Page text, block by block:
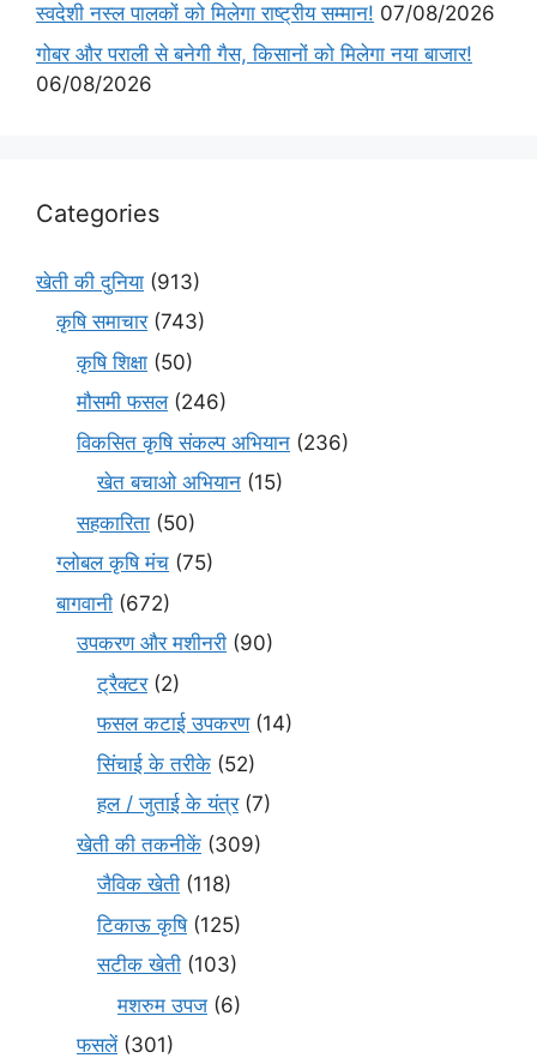
स्वदेशी नस्ल पालकों को मिलेगा राष्ट्रीय सम्मान! 07/08/2026
गोबर और पराली से बनेगी गैस, किसानों को मिलेगा नया बाजार!
06/08/2026
Categories
खेती की दुनिया (913)
कृषि समाचार(743)
कृषि शिक्षा (50)
मौसमी फसल(246)
विकसित कृषि संकल्प अभियान (236)
खेत बचाओ अभियान (15)
सहकारिता (50)
ग्लोबल कृषि मंच (75)
बागवानी (672)
उपकरण और मशीनरी (90)
ट्रैक्टर(2)
फसल कटाई उपकरण(14)
सिंचाई के तरीके (52)
हल / जुताई के यंत्र(7)
खेती की तकनीकें (309)
जैविक खेती (118)
टिकाऊ कृषि(125)
सटीक खेती (103)
मशरुम उपज (6)
फसलें(301)